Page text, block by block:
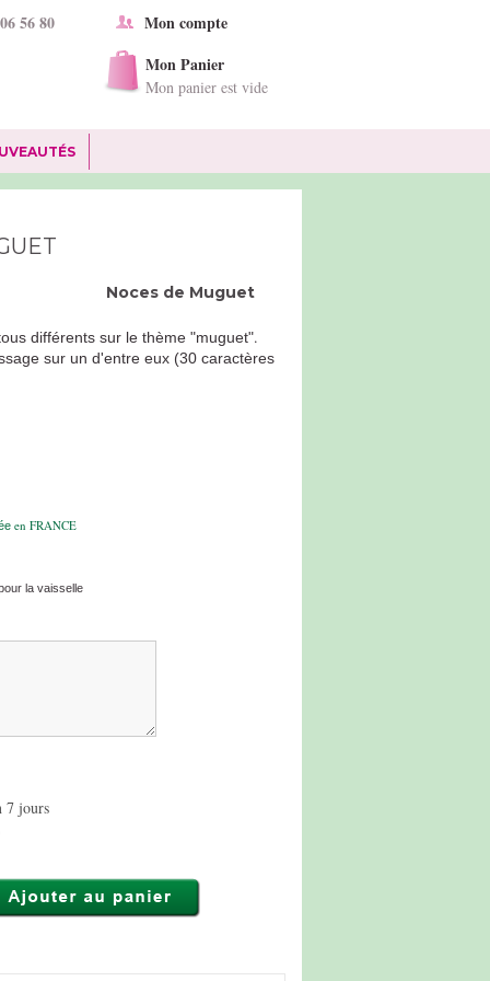
56 80
Mon compte
Mon Panier
Mon panier est vide
Noces de Muguet
différents sur le thème "muguet".
sur un d'entre eux (30 caractères
en FRANCE
la vaisselle
7 jours